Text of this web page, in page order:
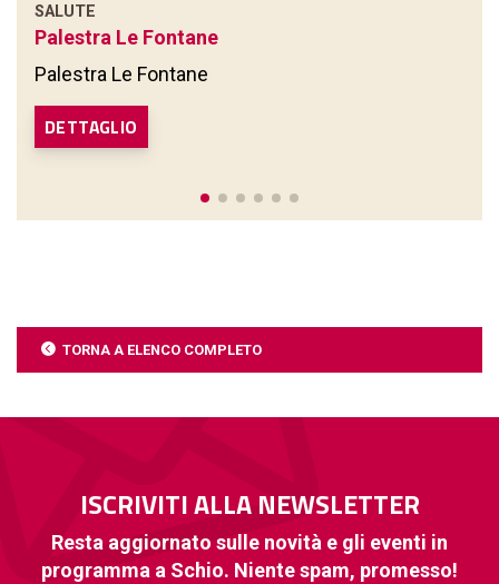
SALUTE
Palestra Le Fontane
Palestra Le Fontane
DETTAGLIO
TORNA A ELENCO COMPLETO
ISCRIVITI ALLA NEWSLETTER
Resta aggiornato sulle novità e gli eventi in
programma a Schio. Niente spam, promesso!